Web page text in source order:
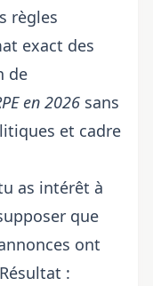
règles
exact des
de
en 2026 sans
et cadre
as intérêt à
que
ont
: